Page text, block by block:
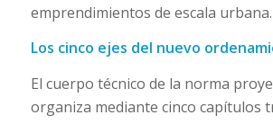
emprendimientos de escala urbana.
Los cinco ejes del nuevo
El cuerpo técnico de la norma
organiza mediante cinco capítulos